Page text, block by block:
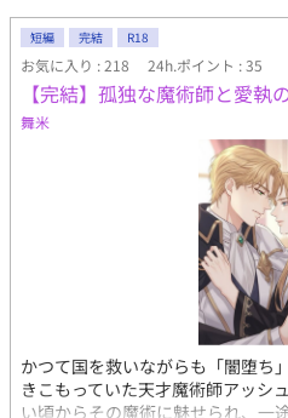
かうと、国を上げて祝福する民衆
とばかり思っていたフィリは困惑
れたのは、浅黒い肌と黒髪、サフ
だった。彼はまだ成人にはあと二
姻の儀を行うのかと不意を突かれ
でが早く、しかも相手は未成年。
ルの思惑が隠されていて──。
短編 完結 R18
お気に入り : 218 24h.ポイント : 35
【完結】孤独な魔術師と愛執
舞米
かつて国を救いながらも「闇堕ち
きこもっていた天才魔術師アッシ
い頃からその魔術に魅せられ、一